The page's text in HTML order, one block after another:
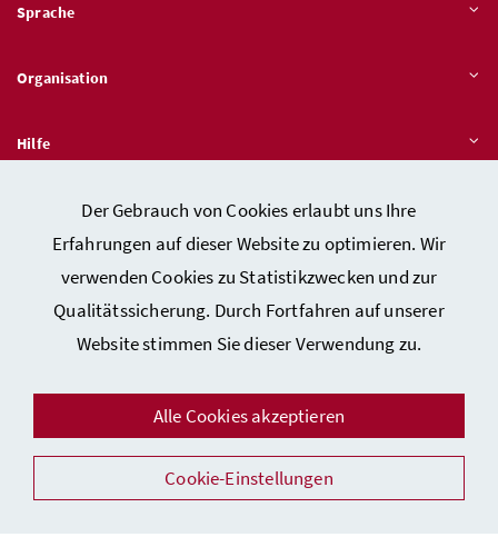
Der Gebrauch von Cookies erlaubt uns Ihre
Erfahrungen auf dieser Website zu optimieren. Wir
verwenden Cookies zu Statistikzwecken und zur
Qualitätssicherung. Durch Fortfahren auf unserer
Website stimmen Sie dieser Verwendung zu.
Alle Cookies akzeptieren
Cookie-Einstellungen
Sprache
Organisation
Hilfe
Quicklinks
Barrierefreiheitserklärung
Datenschutz
Sicherheit